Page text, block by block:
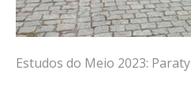
Estudos do Meio 2023: Paraty